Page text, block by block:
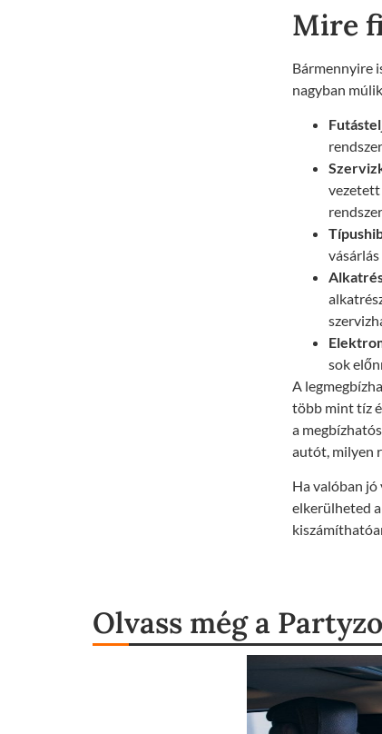
Mire
Bármennyire
nagyban
vezetett
sok
A
több mint tíz
a
autót, milyen
Ha valóban
elkerülheted
Olvass még a